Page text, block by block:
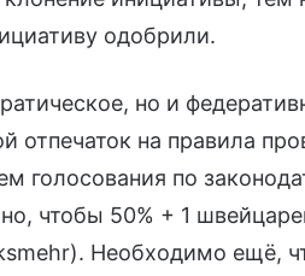
одобрили.
но и
отпечаток на правила
голосования по
чтобы 50% + 1
Необходимо ещё,